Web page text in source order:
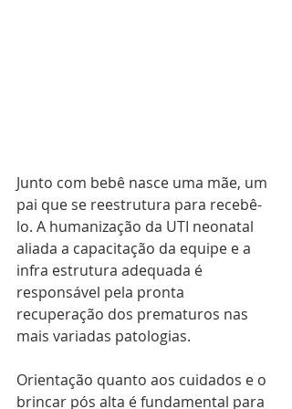
Junto com bebê nasce uma mãe, um
pai que se reestrutura para recebê-
lo. A humanização da UTI neonatal
aliada a capacitação da equipe e a
infra estrutura adequada é
responsável pela pronta
recuperação dos prematuros nas
mais variadas patologias.
Orientação quanto aos cuidados e o
brincar pós alta é fundamental para